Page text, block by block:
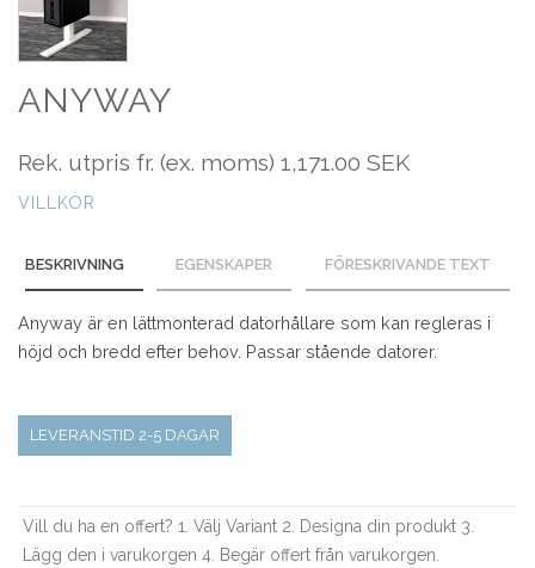
ANYWAY
Rek. utpris fr. (ex. moms) 1,171.00 SEK
VILLKOR
BESKRIVNING EGENSKAPER FÖRESKRIVANDE TEXT
Anyway är en lättmonterad datorhållare som kan regleras i
höjd och bredd efter behov. Passar stående datorer.
LEVERANSTID 2-5 DAGAR
Vill du ha en offert? 1. Välj Variant 2. Designa din produkt 3.
Lägg den i varukorgen 4. Begär offert från varukorgen.